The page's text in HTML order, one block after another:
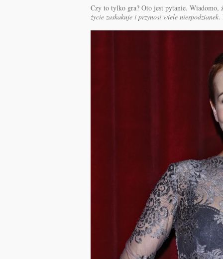
Czy to tylko gra? Oto jest pytanie. Wiadomo,
życie zaskakuje i przynosi wiele niespodzianek.